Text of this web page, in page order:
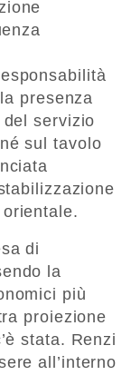
presenza
del servizio
sul tavolo
di
la
più
proiezione
stata. Renzi
all’interno